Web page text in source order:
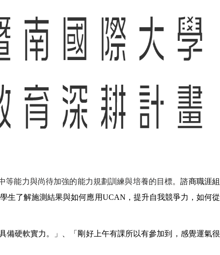
等能力與尚待加強的能力規劃訓練與培養的目標。諮商職涯組
生了解施測結果與如何應用UCAN ，提升自我競爭力，如何從
硬軟實力。」、「剛好上午有課所以有參加到，感覺運氣很